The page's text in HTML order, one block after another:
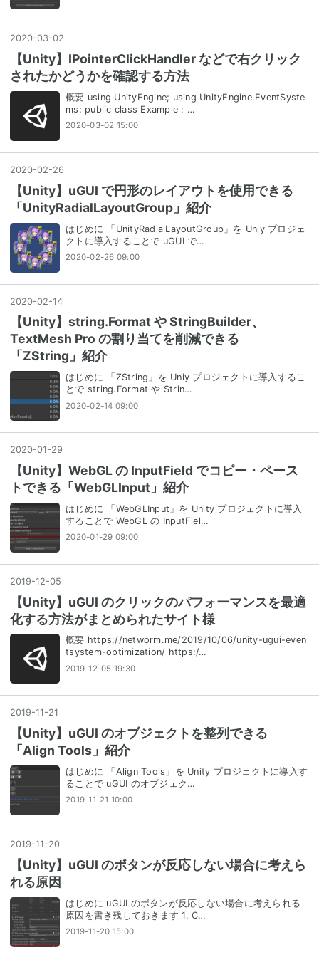
2020-03-02
【Unity】IPointerClickHandler などで右クリック
されたかどうかを確認する方法
概要 using UnityEngine; using UnityEngine.EventSyste
ms; public class Example : …
2020-03-02 15:00
2020-02-26
【Unity】uGUI で円形のレイアウトを使用できる
「UnityRadialLayoutGroup」紹介
はじめに 「UnityRadialLayoutGroup」を Uniy プロジェ
クトに導入することで uGUI で…
2020-02-26 09:00
2020-02-14
【Unity】string.Format や StringBuilder、
TextMesh Pro の割り当てを削減できる
「ZString」紹介
はじめに 「ZString」を Uniy プロジェクトに導入するこ
とで string.Format や Strin…
2020-02-14 09:00
2020-01 -29
【Unity】WebGL の InputField でコピー・ペース
トできる「WebGLInput」紹介
はじめに 「WebGLInput」を Unity プロジェクトに導入
することで WebGL の InputFiel…
2020-01-29 09:00
2019-12-05
【Unity】uGUI のクリックのパフォーマンスを最適
化する方法がまとめられたサイト様
概要 https://networm.me/2019/10/06/unity-ugui-even
tsystem-optimization/ https:/…
2019-12-05 19:30
2019-11 -21
【Unity】uGUI のオブジェクトを整列できる
「Align Tools」紹介
はじめに 「Align Tools」を Unity プロジェクトに導入す
ることで uGUI のオブジェク…
2019-11-21 10:00
2019-11 -20
【Unity】uGUI のボタンが反応しない場合に考えら
れる原因
はじめに uGUI のボタンが反応しない場合に考えられる
原因を書き残しておきます 1. C…
2019-11-20 15:00